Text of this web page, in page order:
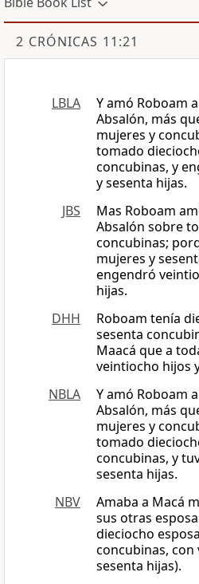
2 CRÓNICAS 11:21
LBLA
Y amó Roboam
Absalón, más
mujeres y
tomado
concubinas, y
y sesenta hijas.
JBS
Mas Roboam
Absalón sobre
concubinas;
mujeres y
engendró
hijas.
DHH
Roboam tenía
sesenta
Maacá que a
veintiocho hijos
NBLA
Y amó Roboam
Absalón, más
mujeres y
tomado
concubinas, y
sesenta hijas.
NBV
Amaba a Macá
sus otras
dieciocho
concubinas,
sesenta hijas).